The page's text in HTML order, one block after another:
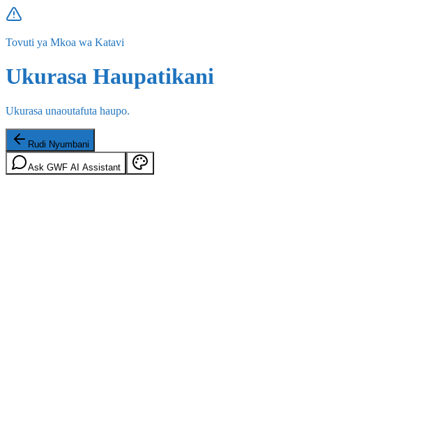
Tovuti ya Mkoa wa Katavi
Ukurasa Haupatikani
Ukurasa unaoutafuta haupo.
Rudi Nyumbani
Ask GWF AI Assistant